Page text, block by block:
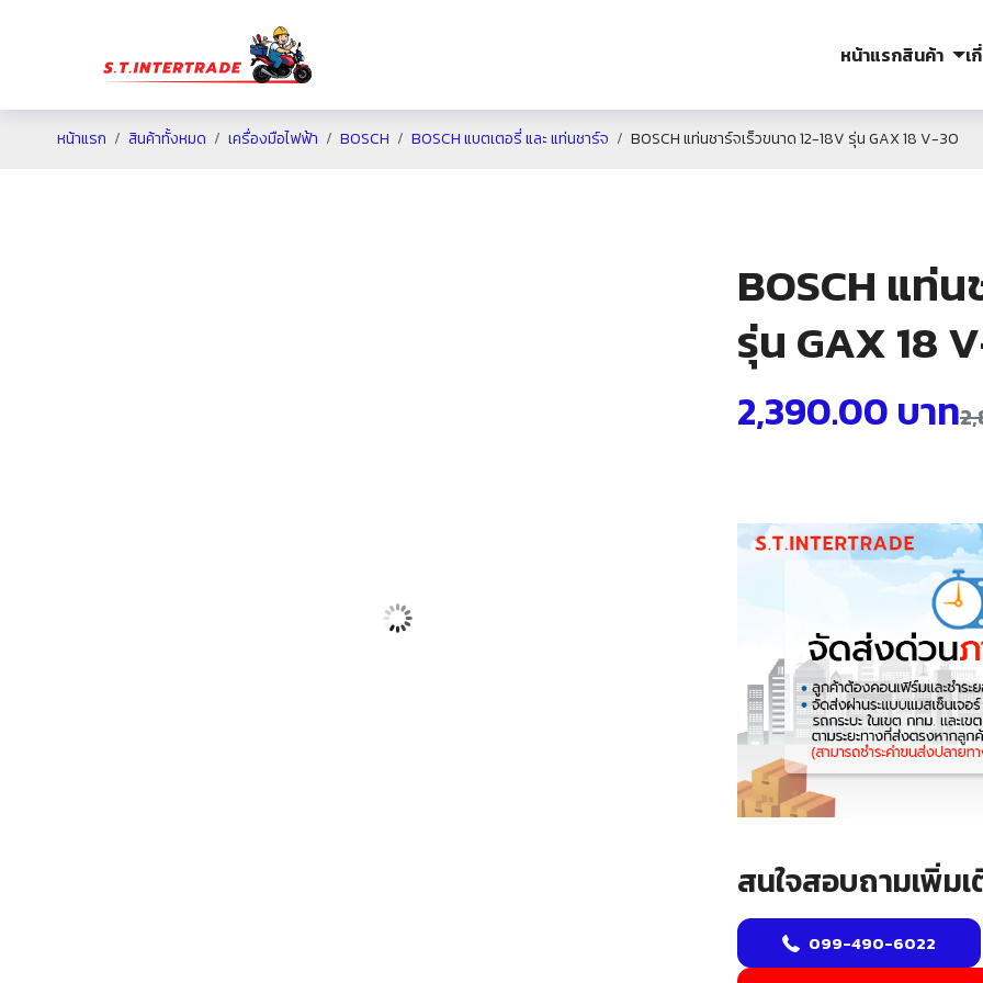
หน้าแรกสินค้า เ
หน้าแรก สินค้าทั้งหมด เครื่องมือไฟฟ้า BOSCH BOSCH แบตเตอรี่ และ แท่นชาร์จ BOSCH แท่นชาร์จเร็วขนาด 12-18V รุ่น GAX 18 V-30
BOSCH แท่
รุ่น GAX 18
2,390.00 บาท
สนใจสอบถามเพิ่ม
099-490-6022